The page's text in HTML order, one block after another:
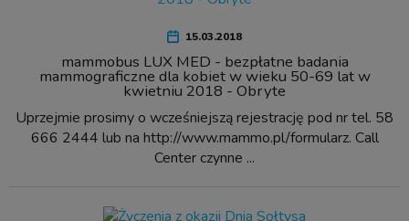
15.03.2018
mammobus LUX MED - bezpłatne badania
mammograficzne dla kobiet w wieku 50-69 lat w
kwietniu 2018 - Obryte
Uprzejmie prosimy o wcześniejszą rejestrację pod nr tel. 58
666 2444 lub na http://www.mammo.pl/formularz. Call
Center czynne ...